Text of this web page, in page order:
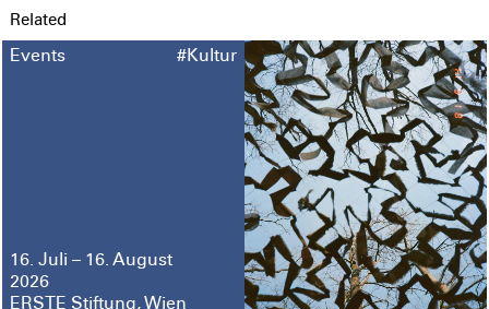
Related
Events #Kultur
16. Juli – 16. August
2026
ERSTE Stiftung, Wien